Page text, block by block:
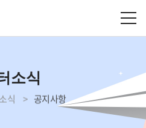
소식
식 공지사항